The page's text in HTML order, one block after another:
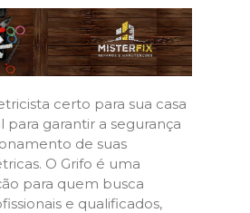
certo para sua casa
garantir a segurança
de suas
O Grifo é uma
para quem busca
e qualificados,